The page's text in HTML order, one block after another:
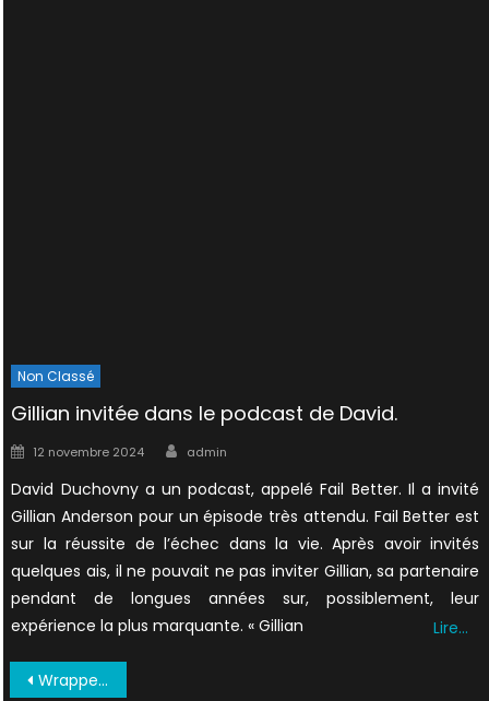
Non Classé
Gillian invitée dans le podcast de David.
Posted
12 novembre 2024 Author
admin
David Duchovny a un podcast, appelé Fail Better. Il a invité
Gillian Anderson pour un épisode très attendu. Fail Better est
sur la réussite de l’échec dans la vie. Après avoir invités
quelques ais, il ne pouvait ne pas inviter Gillian, sa partenaire
pendant de longues années sur, possiblement, leur
expérience la plus marquante. « Gillian
Lire…
Navigation
WrappedInPlastic12c2cwin MillProductions1994yz1 0051